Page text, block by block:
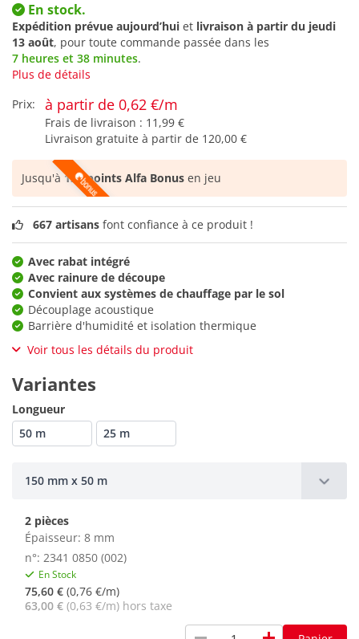
En stock.
Expédition prévue aujourd’hui et livraison à partir du jeudi
13 août, pour toute commande passée dans les
7 heures et 38 minutes.
Plus de détails
Prix:
à partir de 0,62 €/m
Frais de livraison : 11,99 €
Livraison gratuite à partir de 120,00 €
Jusqu'à124 points Alfa Bonus en jeu
667 artisans font confiance à ce produit !
Avec rabat intégré
Avec rainure de découpe
Convient aux systèmes de chauffage par le sol
Découplage acoustique
Barrière d'humidité et isolation thermique
Voir tous les détails du produit
Variantes
Longueur
50 m
25 m
150 mm x 50 m
2 pièces
Épaisseur: 8 mm
n°: 2341 0850 (002)
En Stock
75,60 € (0,76 €/m)
63,00 € (0,63 €/m) hors taxe